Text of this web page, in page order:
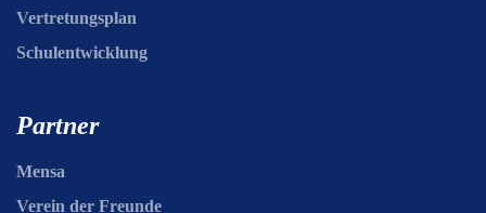
Vertretungsplan
Schulentwicklung
Partner
Mensa
Verein der Freunde